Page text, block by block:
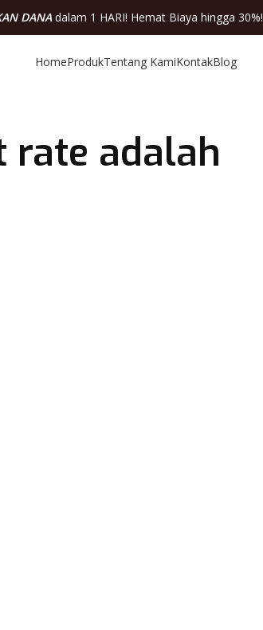
DANAdalam 1 HARI! Hemat Biaya hingga 30%!
HomeProdukTentang KamiKontakBlog
rate adalah